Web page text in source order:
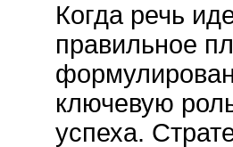
Когда речь
правильное
ключевую
успеха.